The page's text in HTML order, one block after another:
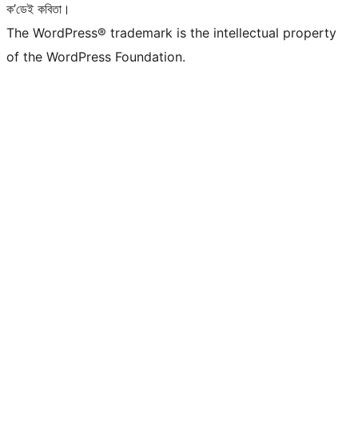
ক’ডেই কবিতা।
The WordPress® trademark is the intellectual property
of the WordPress Foundation.